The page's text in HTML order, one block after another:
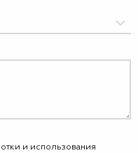
и использования